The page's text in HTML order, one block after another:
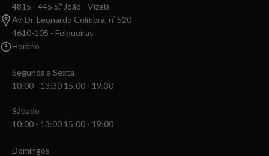
4815 - 445 S.º João - Vizela
Av. Dr. Leonardo Coimbra, nº 520
4610-105 - Felgueiras
Horário
Segunda a Sexta
10:00 - 13:30 15:00 - 19:30
Sábado
10:00 - 13:00 15:00 - 19:00
Domingos